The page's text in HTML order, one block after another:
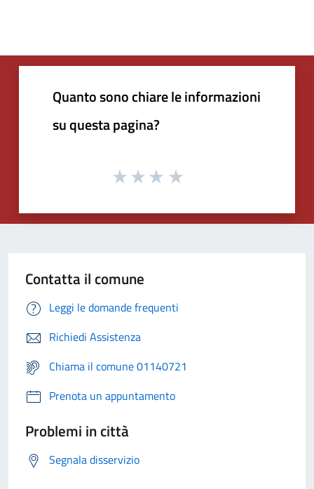
Quanto sono chiare le informazioni
su questa pagina?
Contatta il comune
Leggi le domande frequenti
Richiedi Assistenza
Chiama il comune 01140721
Prenota un appuntamento
Problemi in città
Segnala disservizio